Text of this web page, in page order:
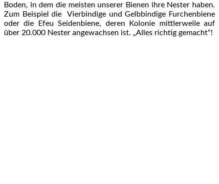
Boden, in dem die meisten unserer Bienen ihre Nester haben.
Zum Beispiel die Vierbindige und Gelbbindige Furchenbiene
oder die Efeu Seidenbiene, deren Kolonie mittlerweile auf
über 20.000 Nester angewachsen ist. „Alles richtig gemacht“!